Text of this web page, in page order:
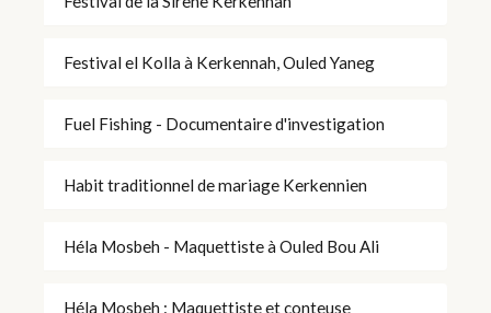
Festival el Kolla à Kerkennah, Ouled Yaneg
Fuel Fishing - Documentaire d'investigation
Habit traditionnel de mariage Kerkennien
Héla Mosbeh - Maquettiste à Ouled Bou Ali
Héla Mosbeh : Maquettiste et conteuse